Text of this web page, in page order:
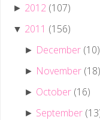
► 2012 (107)
▼ 2011 (156)
► December (10)
► November (18)
► October (16)
► September